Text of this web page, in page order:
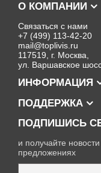
О КОМПАНИИ
Связаться с нами
+7 (499) 113-42-20
mail@toplivis.ru
117519, г. Москва,
ул. Варшавское
ИНФОРМАЦИЯ
ПОДДЕРЖКА
ПОДПИШИСЬ
и получайте
предложениях